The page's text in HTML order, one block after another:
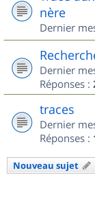
nère
Dernier
Dernier
Réponses :
traces
Dernier
Réponses :
Nouveau sujet